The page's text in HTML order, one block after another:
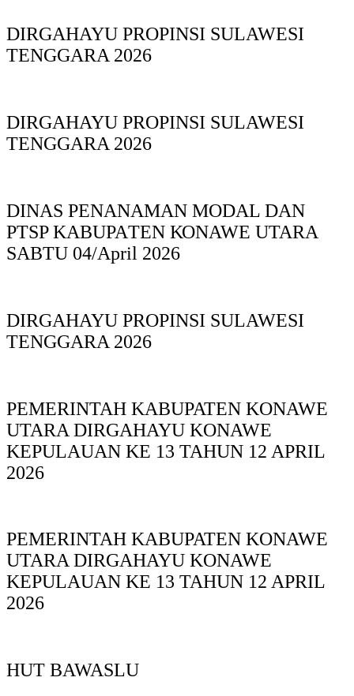
DIRGAHAYU PROPINSI SULAWESI
TENGGARA 2026
DIRGAHAYU PROPINSI SULAWESI
TENGGARA 2026
DINAS PΕΝΑΝΑΜAN MODAL DAN
PTSP KABUPAΤΕΝ ΚΟNAWE UTARA
SABTU 04/April 2026
DIRGAHAYU PROPINSI SULAWESI
TENGGARA 2026
PEMERINTAH KABUPATEN KONAWE
UTARA DIRGAHAYU KONAWE
KEPULAUAN KE 13 TAHUN 12 APRIL
2026
PEMERINTAH KABUPATEN KONAWE
UTARA DIRGAHAYU KONAWE
KEPULAUAN KE 13 TAHUN 12 APRIL
2026
HUT BAWASLU